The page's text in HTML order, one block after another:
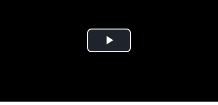
Play Video